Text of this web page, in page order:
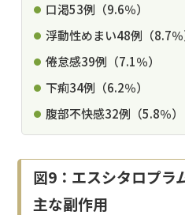
口渇53例（9.6％）
浮動性めまい48例（8.7％
倦怠感39例（7.1％）
下痢34例（6.2％）
腹部不快感32例（5.8％）
図9：エスシタロプラ
主な副作用